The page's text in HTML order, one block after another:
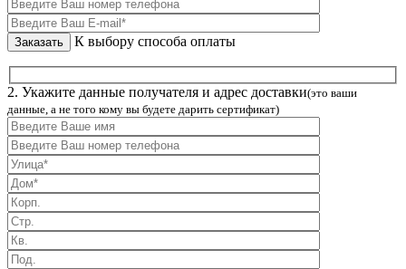
К выбору способа оплаты
2. Укажите данные получателя и адрес доставки(это ваши
данные, а не того кому вы будете дарить сертификат)